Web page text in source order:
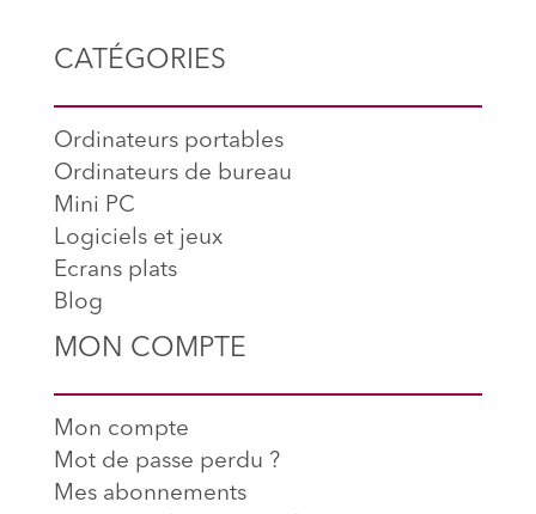
CATÉGORIES
Ordinateurs portables
Ordinateurs de bureau
Mini PC
Logiciels et jeux
Ecrans plats
Blog
MON COMPTE
Mon compte
Mot de passe perdu ?
Mes abonnements